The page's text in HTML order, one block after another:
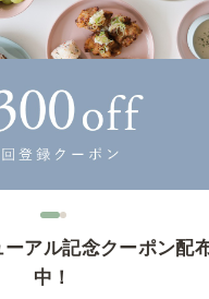
か？
いです。
ーアル記念クーポン配
中！